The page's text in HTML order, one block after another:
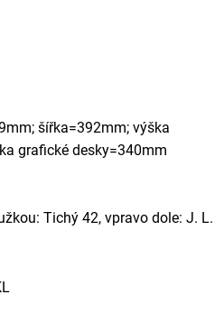
šířka=392mm; výška
grafické desky=340mm
Tichý 42, vpravo dole: J. L.